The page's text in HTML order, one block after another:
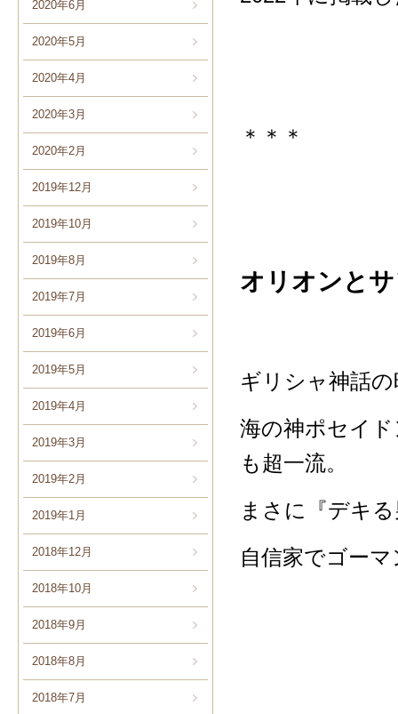
2020年6月
2020年5月
2020年4月
2020年3月
2020年2月
2019年12月
2019年10月
2019年8月
2019年7月
2019年6月
2019年5月
2019年4月
2019年3月
2019年2月
2019年1月
2018年12月
2018年10月
2018年9月
2018年8月
2018年7月
＊＊＊
オリオンと
ギリシャ神話
海の神ポセイ
も超一流。
まさに『デキ
自信家でゴー